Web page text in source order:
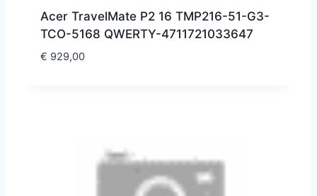
Acer TravelMate P2 16 TMP216-51-G3-
TCO-5168 QWERTY-4711721033647
€ 929,00